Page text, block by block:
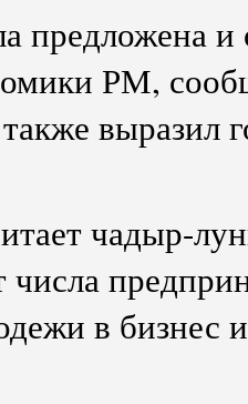
предложена и
РМ,
выразил
чадыр-
в бизнес